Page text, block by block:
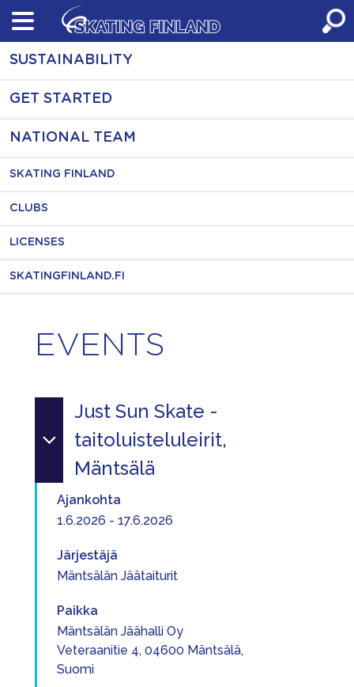
Skip
content
SUSTAINABILITY
GET STARTED
NATIONAL TEAM
SKATING FINLAND
CLUBS
LICENSES
SKATINGFINLAND.FI
EVENTS
Just Sun Skate -
taitoluisteluleirit,
Mäntsälä
Ajankohta
1.6.2026 - 17.6.2026
Järjestäjä
Mäntsälän Jäätaiturit
Paikka
Mäntsälän Jäähalli Oy
Veteraanitie 4, 04600 Mäntsälä,
Suomi